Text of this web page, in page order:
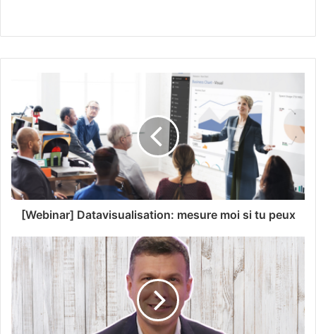
[Webinar] Datavisualisation: mesure moi si tu peux